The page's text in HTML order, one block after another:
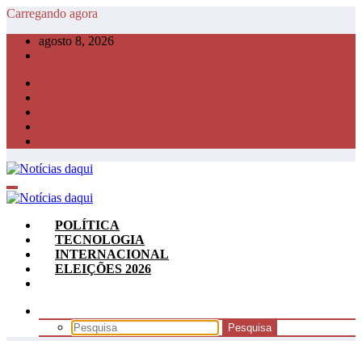
Pular
conteúdo
Carregando agora
agosto 8, 2026
POLÍTICA
TECNOLOGIA
INTERNACIONAL
ELEIÇÕES 2026